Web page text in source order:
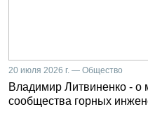
20 июля 2026 г. — Общество
Владимир Литвиненко - о
сообщества горных